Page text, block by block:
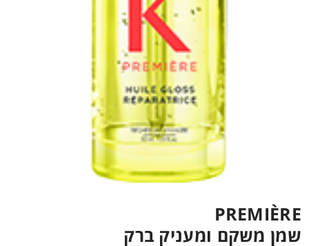
PREMIÈRE
שמן משקם ומעניק ברק